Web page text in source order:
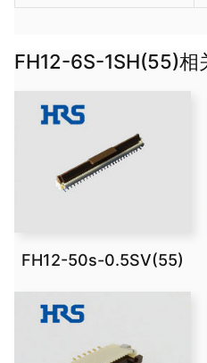
FH12-6S-1SH(55)相
FH12-50s-0.5SV(55)